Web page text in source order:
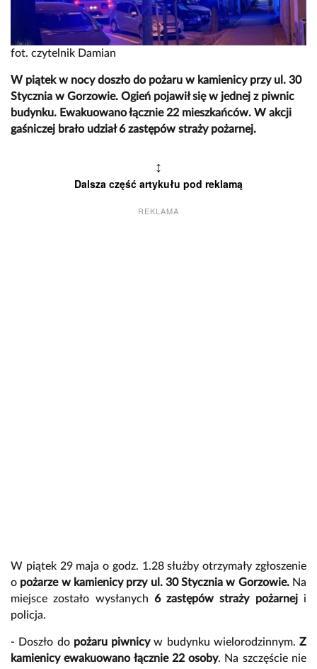
fot. czytelnik Damian
W piątek w nocy doszło do pożaru w kamienicy przy ul. 30
Stycznia w Gorzowie. Ogień pojawił się w jednej z piwnic
budynku. Ewakuowano łącznie 22 mieszkańców. W akcji
gaśniczej brało udział 6 zastępów straży pożarnej.
↕
Dalsza część artykułu pod reklamą
REKLAMA
W piątek 29 maja o godz. 1.28 służby otrzymały zgłoszenie
o pożarze w kamienicy przy ul. 30 Stycznia w Gorzowie. Na
miejsce zostało wysłanych 6 zastępów straży pożarneji
policja.
- Doszło dopożaru piwnicyw budynku wielorodzinnym. Z
kamienicy ewakuowano łącznie 22 osoby. Na szczęście nie